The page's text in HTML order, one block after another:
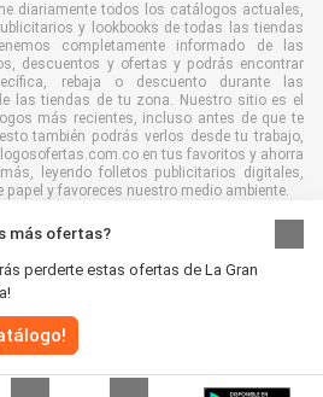
más ofertas?
perderte estas ofertas de La Gran
diariamente todos los catálogos actuales,
y lookbooks de todas las tiendas
completamente informado de las
descuentos y ofertas y podrás encontrar
rebaja o descuento durante las
las tiendas de tu zona. Nuestro sitio es el
más recientes, incluso antes de que te
también podrás verlos desde tu trabajo,
en tus favoritos y ahorra
leyendo folletos publicitarios digitales,
papel y favoreces nuestro medio ambiente.
Catalogosofertas.com.co 2026 |
|Términos y condiciones
|Política de cookies